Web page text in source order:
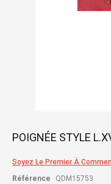
Skip
beginning
of
POIGNÉE STYLE
Soyez Le Premier À
Référence
QDM15753